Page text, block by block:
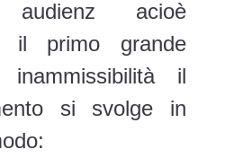
audienz acioè
il primo grande
il
si svolge in